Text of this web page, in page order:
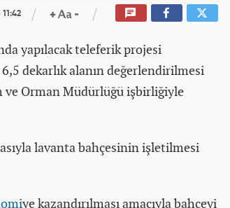
yapılacak teleferik projesi
dekarlık alanın değerlendirilmesi
ve Orman Müdürlüğü işbirliğiyle
lavanta bahçesinin işletilmesi
ye kazandırılması amacıyla bahçeyi